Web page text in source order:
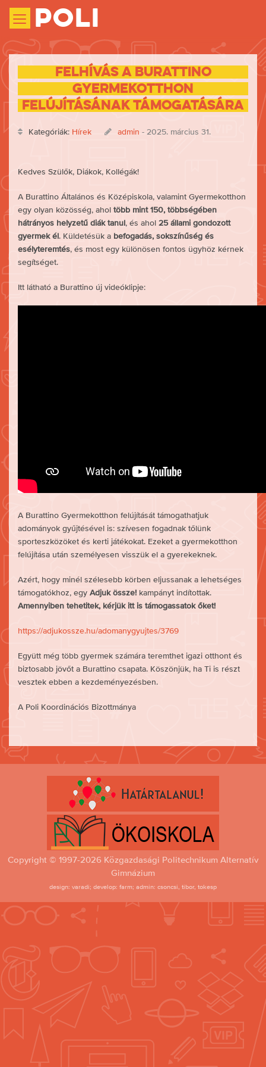
Poli
Felhívás a Burattino
Gyermekotthon
felújításának támogatására
Kategóriák: Hírek admin - 2025. március 31.
Kedves Szülők, Diákok, Kollégák!
A Burattino Általános és Középiskola, valamint Gyermekotthon
egy olyan közösség, ahol több mint 150, többségében
hátrányos helyzetű diák tanul, és ahol 25 állami gondozott
gyermek él. Küldetésük a befogadás, sokszínűség és
esélyteremtés, és most egy különösen fontos ügyhöz kérnek
segítséget.
Itt látható a Burattino új videóklipje:
A Burattino Gyermekotthon felújítását támogathatjuk
adományok gyűjtésével is: szívesen fogadnak tőlünk
sporteszközöket és kerti játékokat. Ezeket a gyermekotthon
felújítása után személyesen visszük el a gyerekeknek.
Azért, hogy minél szélesebb körben eljussanak a lehetséges
támogatókhoz, egy Adjuk össze! kampányt indítottak.
Amennyiben tehetitek, kérjük itt is támogassatok őket!
https://adjukossze.hu/adomanygyujtes/3769
Együtt még több gyermek számára teremthet igazi otthont és
biztosabb jövőt a Burattino csapata. Köszönjük, ha Ti is részt
vesztek ebben a kezdeményezésben.
A Poli Koordinációs Bizottmánya
Copyright © 1997-2026 Közgazdasági Politechnikum Alternatív
Gimnázium
design: varadi; develop: farm; admin: csoncsi, tibor, tokesp